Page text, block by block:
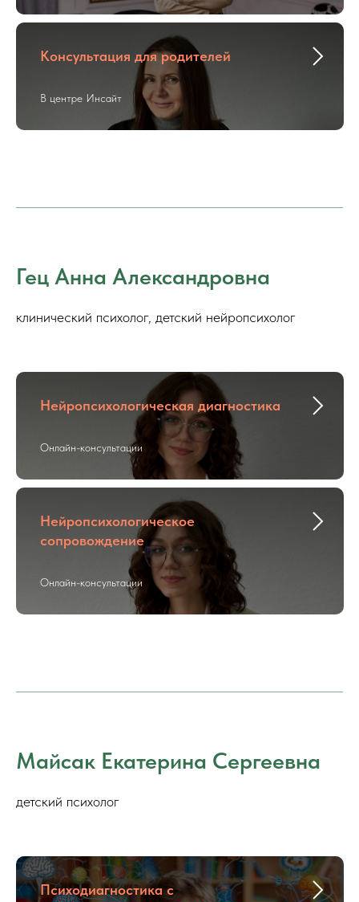
Консультация для родителей
В центре Инсайт
Гец Анна Александровна
клинический психолог, детский нейропсихолог
Нейропсихологическая диагностика
Онлайн-консультации
Нейропсихологическое
сопровождение
Онлайн-консультации
Майсак Екатерина Сергеевна
детский психолог
Психодиагностика с